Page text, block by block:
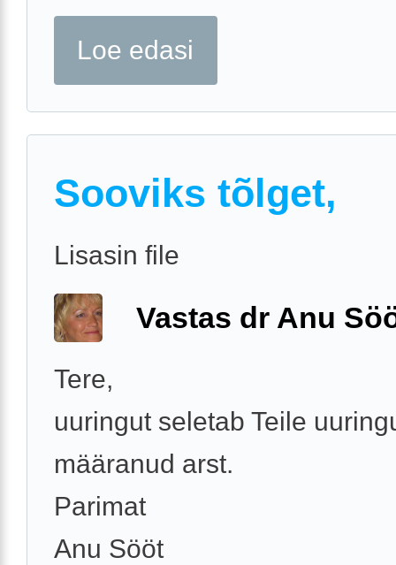
Loe edasi
Sooviks tõlget,
Lisasin file
Vastas dr Anu
Tere,
uuringut seletab Teile
määranud arst.
Parimat
Anu Sööt